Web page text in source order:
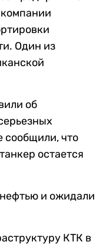
Один из
об
сообщили, что
остается
и ожидали
КТК в